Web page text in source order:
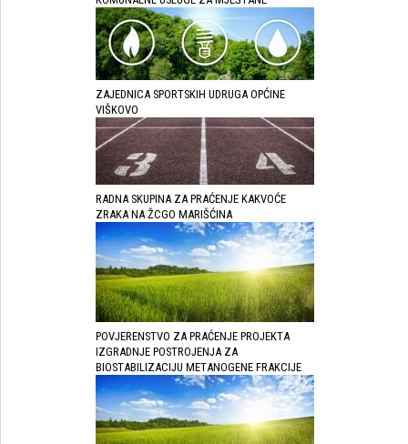
ZAJEDNICA SPORTSKIH UDRUGA OPĆINE
VIŠKOVO
RADNA SKUPINA ZA PRAĆENJE KAKVOĆE
ZRAKA NA ŽCGO MARIŠĆINA
POVJERENSTVO ZA PRAĆENJE PROJEKTA
IZGRADNJE POSTROJENJA ZA
BIOSTABILIZACIJU METANOGENE FRAKCIJE